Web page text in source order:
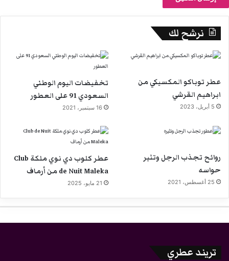
نرشح لك
عطر توباكو المكسيكي من
ابراهيم القرشي
5 أبريل، 2023
تخفيضات اليوم الوطني
السعودي 91 على العطور
16 سبتمبر، 2021
روائح تجذب الرجل وتثير
حواسه
25 أغسطس، 2021
عطر كلوب دي نوي ملكة Club
de Nuit Maleka من أرماف
21 مايو، 2025
تريند عطري